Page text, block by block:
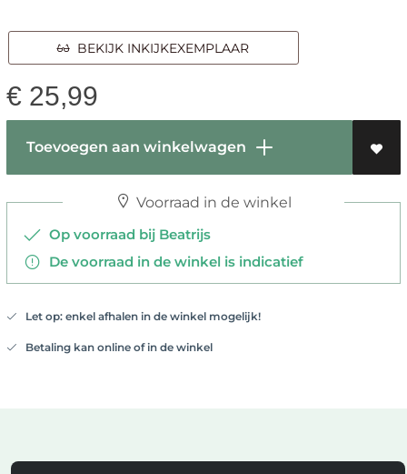
BEKIJK INKIJKEXEMPLAAR
€ 25,99
Toevoegen aan winkelwagen
Voorraad in de winkel
Op voorraad bij Beatrijs
De voorraad in de winkel is indicatief
Let op: enkel afhalen in de winkel mogelijk!
Betaling kan online of in de winkel